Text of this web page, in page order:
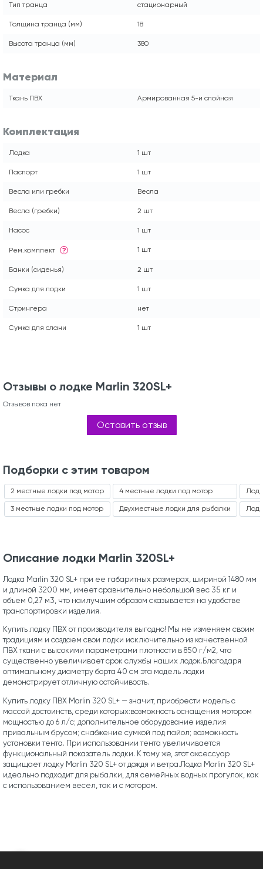
Тип транца стационарный
Толщина транца (мм) 18
Высота транца (мм) 380
Материал
Ткань ПВХ Армированная 5-и слойная
Комплектация
Лодка 1 шт
Паспорт 1 шт
Весла или гребки Весла
Весла (гребки) 2 шт
Насос 1 шт
Рем.комплект ? 1 шт
Банки (сиденья) 2 шт
Сумка для лодки 1 шт
Стрингера нет
Сумка для слани 1 шт
Отзывы о лодке Marlin 320SL+
Отзывов пока нет
Оставить отзыв
Подборки с этим товаром
2 местные лодки под мотор
3 местные лодки под мотор
4 местные лодки под мотор
Двухместные лодки для рыбалки
Описание лодки Marlin 320SL+
Лодка Marlin 320 SL+ при ее габаритных размерах, шириной 1480 мм
и длиной 3200 мм, имеет сравнительно небольшой вес 35 кг и
объем 0,27 м3, что наилучшим образом сказывается на удобстве
транспортировки изделия.
Купить лодку ПВХ от производителя выгодно! Мы не изменяем своим
традициям и создаем свои лодки исключительно из качественной
ПВХ ткани с высокими параметрами плотности в 850 г/м2, что
существенно увеличивает срок службы наших лодок.Благодаря
оптимальному диаметру борта 40 см эта модель лодки
демонстрирует отличную остойчивость.
Купить лодку ПВХ Marlin 320 SL+ — значит, приобрести модель с
массой достоинств, среди которых:возможность оснащения мотором
мощностью до 6 л/с; дополнительное оборудование изделия
привальным брусом; снабжение сумкой под пайол; возможность
установки тента. При использовании тента увеличивается
функциональный показатель лодки. К тому же, этот аксессуар
защищает лодку Marlin 320 SL+ от дождя и ветра.Лодка Marlin 320 SL+
идеально подходит для рыбалки, для семейных водных прогулок, как
с использованием весел, так и с мотором.